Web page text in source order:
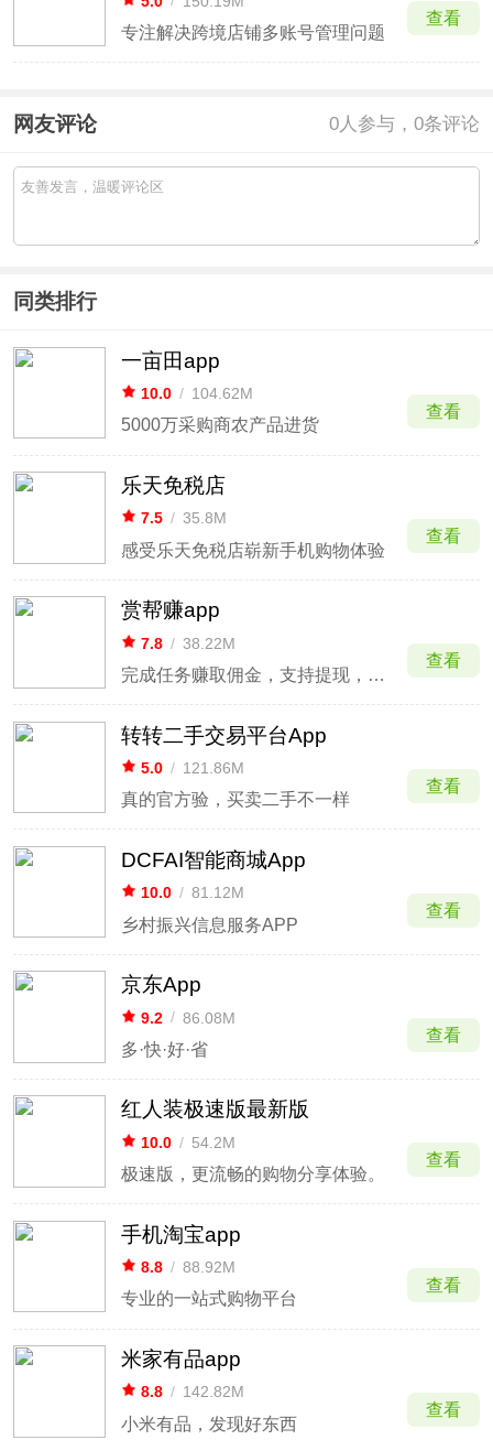
专注解决跨境店铺多账号管理问题
查看
网友评论 0人参与，0条评论
同类排行
一亩田app
10.0 / 104.62M
5000万采购商农产品进货
查看
乐天免税店
7.5 / 35.8M
感受乐天免税店崭新手机购物体验
查看
赏帮赚app
7.8 / 38.22M
完成任务赚取佣金，支持提现，提供多种赚钱方式
查看
转转二手交易平台App
5.0 / 121.86M
真的官方验，买卖二手不一样
查看
DCFAI智能商城App
10.0 / 81.12M
乡村振兴信息服务APP
查看
京东App
9.2 / 86.08M
多·快·好·省
查看
红人装极速版最新版
10.0 / 54.2M
极速版，更流畅的购物分享体验。
查看
手机淘宝app
8.8 / 88.92M
专业的一站式购物平台
查看
米家有品app
8.8 / 142.82M
小米有品，发现好东西
查看